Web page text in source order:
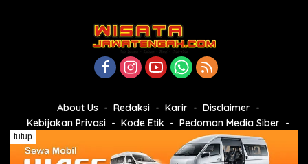
About Us Redaksi Karir
Disclaimer
Kebijakan Privasi
Kode Etik
Pedoman Media Siber
Youtube Channel
wisatajawatengah.com by PT. Paradiso Mitra Wisata
tutup